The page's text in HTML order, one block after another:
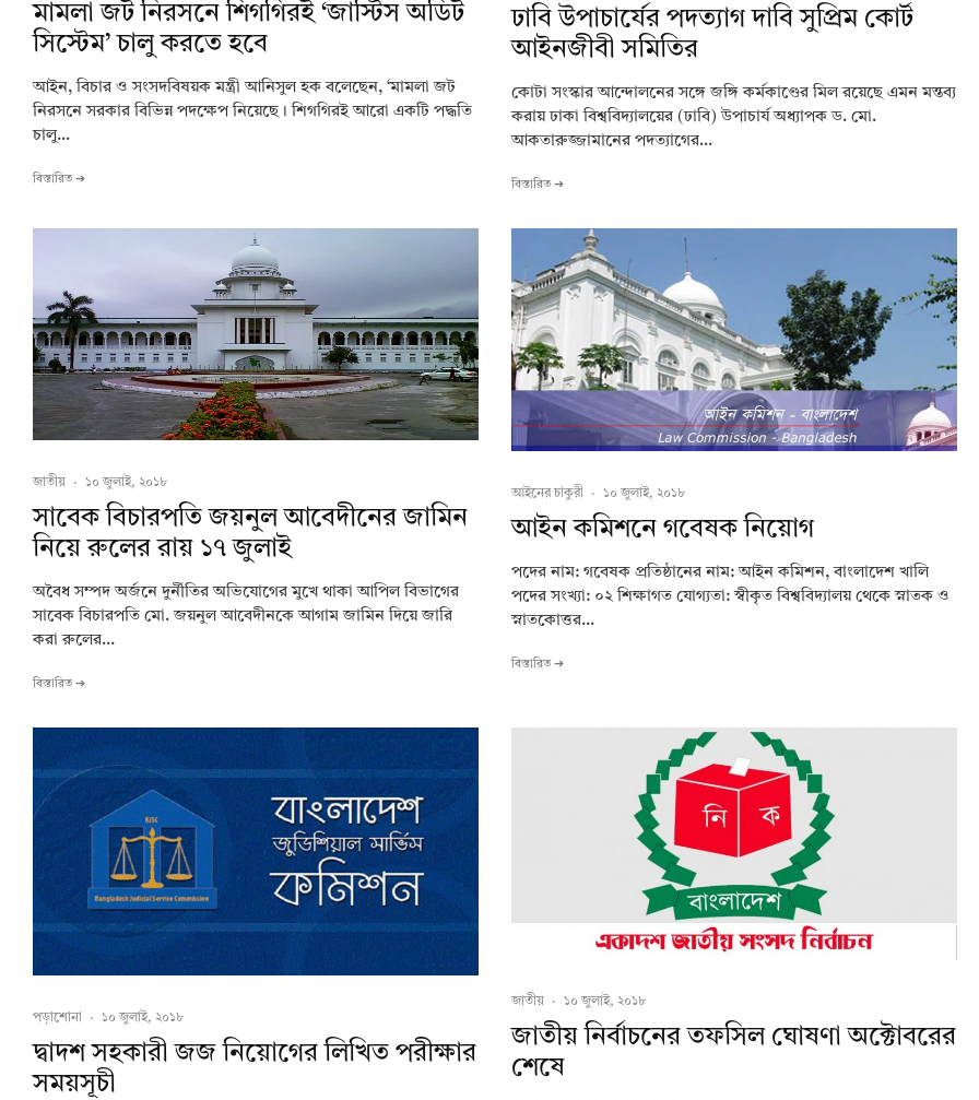
মামলা জট নিরসনে শিগগিরই ‘জাস্টিস অডিট
সিস্টেম’ চালু করতে হবে
আইন, বিচার ও সংসদবিষয়ক মন্ত্রী আনিসুল হক বলেছেন, ‘মামলা জট
নিরসনে সরকার বিভিন্ন পদক্ষেপ নিয়েছে। শিগগিরই আরো একটি পদ্ধতি
চালু...
বিস্তারিত ➔
ঢাবি উপাচার্যের পদত্যাগ দাবি সুপ্রিম কোর্ট
আইনজীবী সমিতির
কোটা সংস্কার আন্দোলনের সঙ্গে জঙ্গি কর্মকাণ্ডের মিল রয়েছে এমন মন্তব্য
করায় ঢাকা বিশ্ববিদ্যালয়ের (ঢাবি) উপাচার্য অধ্যাপক ড. মো.
আকতারুজ্জামানের পদত্যাগের...
বিস্তারিত ➔
জাতীয় · ১০ জুলাই, ২০১৮
সাবেক বিচারপতি জয়নুল আবেদীনের জামিন
নিয়ে রুলের রায় ১৭ জুলাই
অবৈধ সম্পদ অর্জনে দুর্নীতির অভিযোগের মুখে থাকা আপিল বিভাগের
সাবেক বিচারপতি মো. জয়নুল আবেদীনকে আগাম জামিন দিয়ে জারি
করা রুলের...
বিস্তারিত ➔
আইনের চাকুরী · ১০ জুলাই, ২০১৮
আইন কমিশনে গবেষক নিয়োগ
পদের নাম: গবেষক প্রতিষ্ঠানের নাম: আইন কমিশন, বাংলাদেশ খালি
পদের সংখ্যা: ০২ শিক্ষাগত যোগ্যতা: স্বীকৃত বিশ্ববিদ্যালয় থেকে স্নাতক ও
স্নাতকোত্তর...
বিস্তারিত ➔
পড়াশোনা · ১০ জুলাই, ২০১৮
দ্বাদশ সহকারী জজ নিয়োগের লিখিত পরীক্ষার
সময়সূচী
জাতীয় · ১০ জুলাই, ২০১৮
জাতীয় নির্বাচনের তফসিল ঘোষণা অক্টোবরের
শেষে